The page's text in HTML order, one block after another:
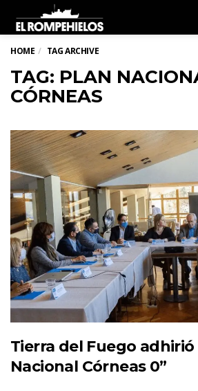
HOME TAG ARCHIVE
TAG: PLAN
CÓRNEAS
Tierra del Fuego adhirió
Nacional Córneas 0”